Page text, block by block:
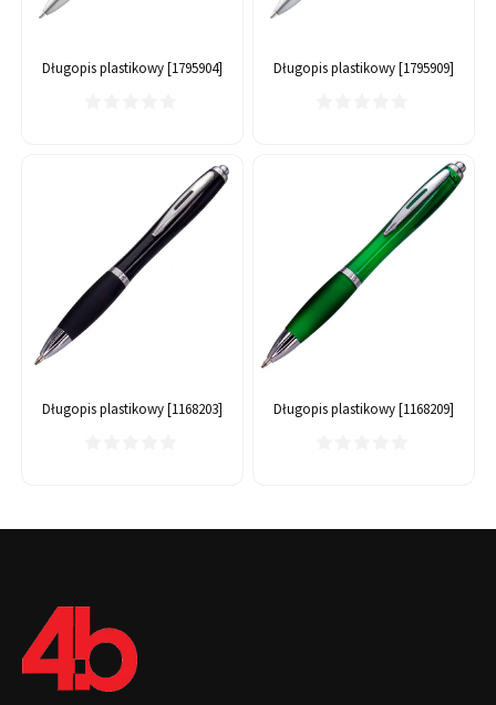
Długopis plastikowy [1795904] Długopis plastikowy [1795909]
Długopis plastikowy [1168203] Długopis plastikowy [1168209]